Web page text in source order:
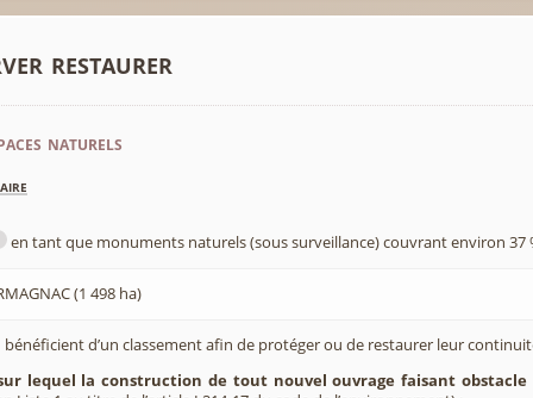
restaurer
naturels
en tant que monuments naturels (sous surveillance) couvrant environ 37
(1 498 ha)
bénéficient d’un classement afin de protéger ou de restaurer leur
lequel la construction de tout nouvel ouvrage faisant